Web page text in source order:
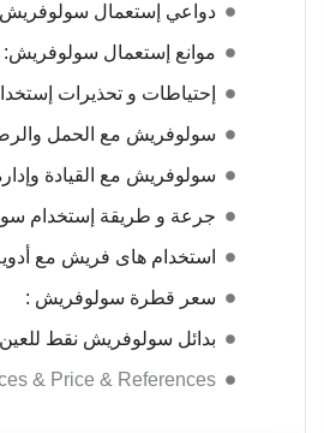
دواعي إستعمال
موانع إستعمال سولوفريش:
إحتياطات و تحذيرات
سولوفريش مع الحمل
سولوفريش مع القيادة
جرعة و طريقة إستخدام
استخدام هاى فريش مع
سعر قطرة سولوفريش :
بدائل سولوفريش نقط
& Price & References